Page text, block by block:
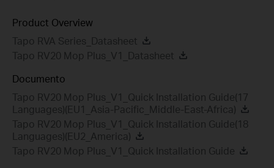
Product Overview
Tapo RVA Series_Datasheet
Tapo RV20 Mop Plus_V1_Datasheet
Documento
Tapo RV20 Mop Plus_V1_Quick Installation Guide(17
Languages)(EU1_Asia-Pacific_Middle-East-Africa)
Tapo RV20 Mop Plus_V1_Quick Installation Guide(18
Languages)(EU2_America)
Tapo RV20 Mop Plus_V1_Quick Installation Guide